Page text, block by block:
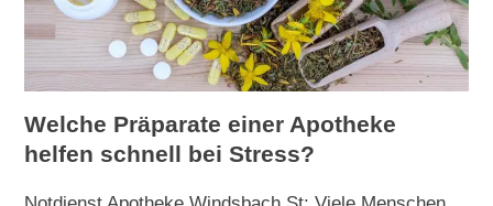
Welche Präparate einer Apotheke
helfen schnell bei Stress?